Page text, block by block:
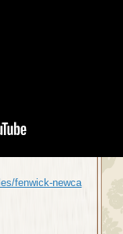
fenwick-newca